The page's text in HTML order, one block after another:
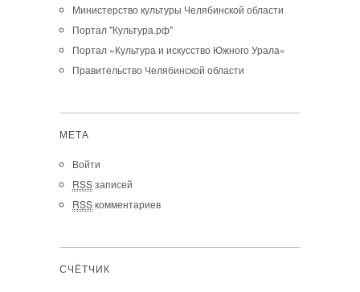
Министерство культуры Челябинской области
Портал "Культура.рф"
Портал «Культура и искусство Южного Урала»
Правительство Челябинской области
МЕТА
Войти
RSSзаписей
RSSкомментариев
СЧЁТЧИК